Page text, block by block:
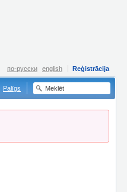
Reģistrācija
по-русски english
Palīgs